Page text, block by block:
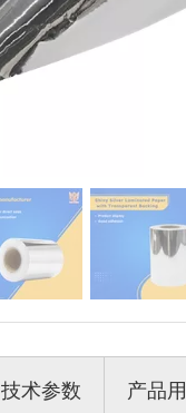
技术参数 产品